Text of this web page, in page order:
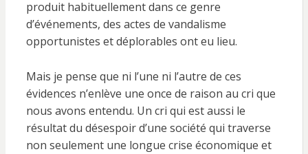
produit habituellement dans ce genre
d’événements, des actes de vandalisme
opportunistes et déplorables ont eu lieu.
Mais je pense que ni l’une ni l’autre de ces
évidences n’enlève une once de raison au cri que
nous avons entendu. Un cri qui est aussi le
résultat du désespoir d’une société qui traverse
non seulement une longue crise économique et